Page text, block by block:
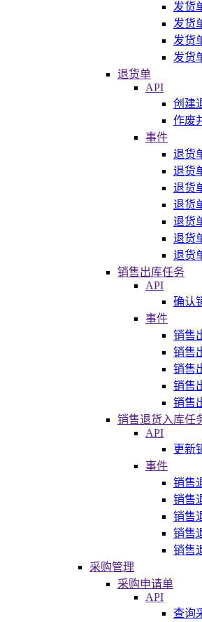
发货
发货
发货
发货
退货单
API
创建
作废
事件
退货
退货
退货
退货
退货
退货
退货
销售出库任务
API
确认
事件
销售
销售
销售
销售
销售
销售退货入库任
API
更新
事件
销售
销售
销售
销售
销售
采购管理
采购申请单
API
查询